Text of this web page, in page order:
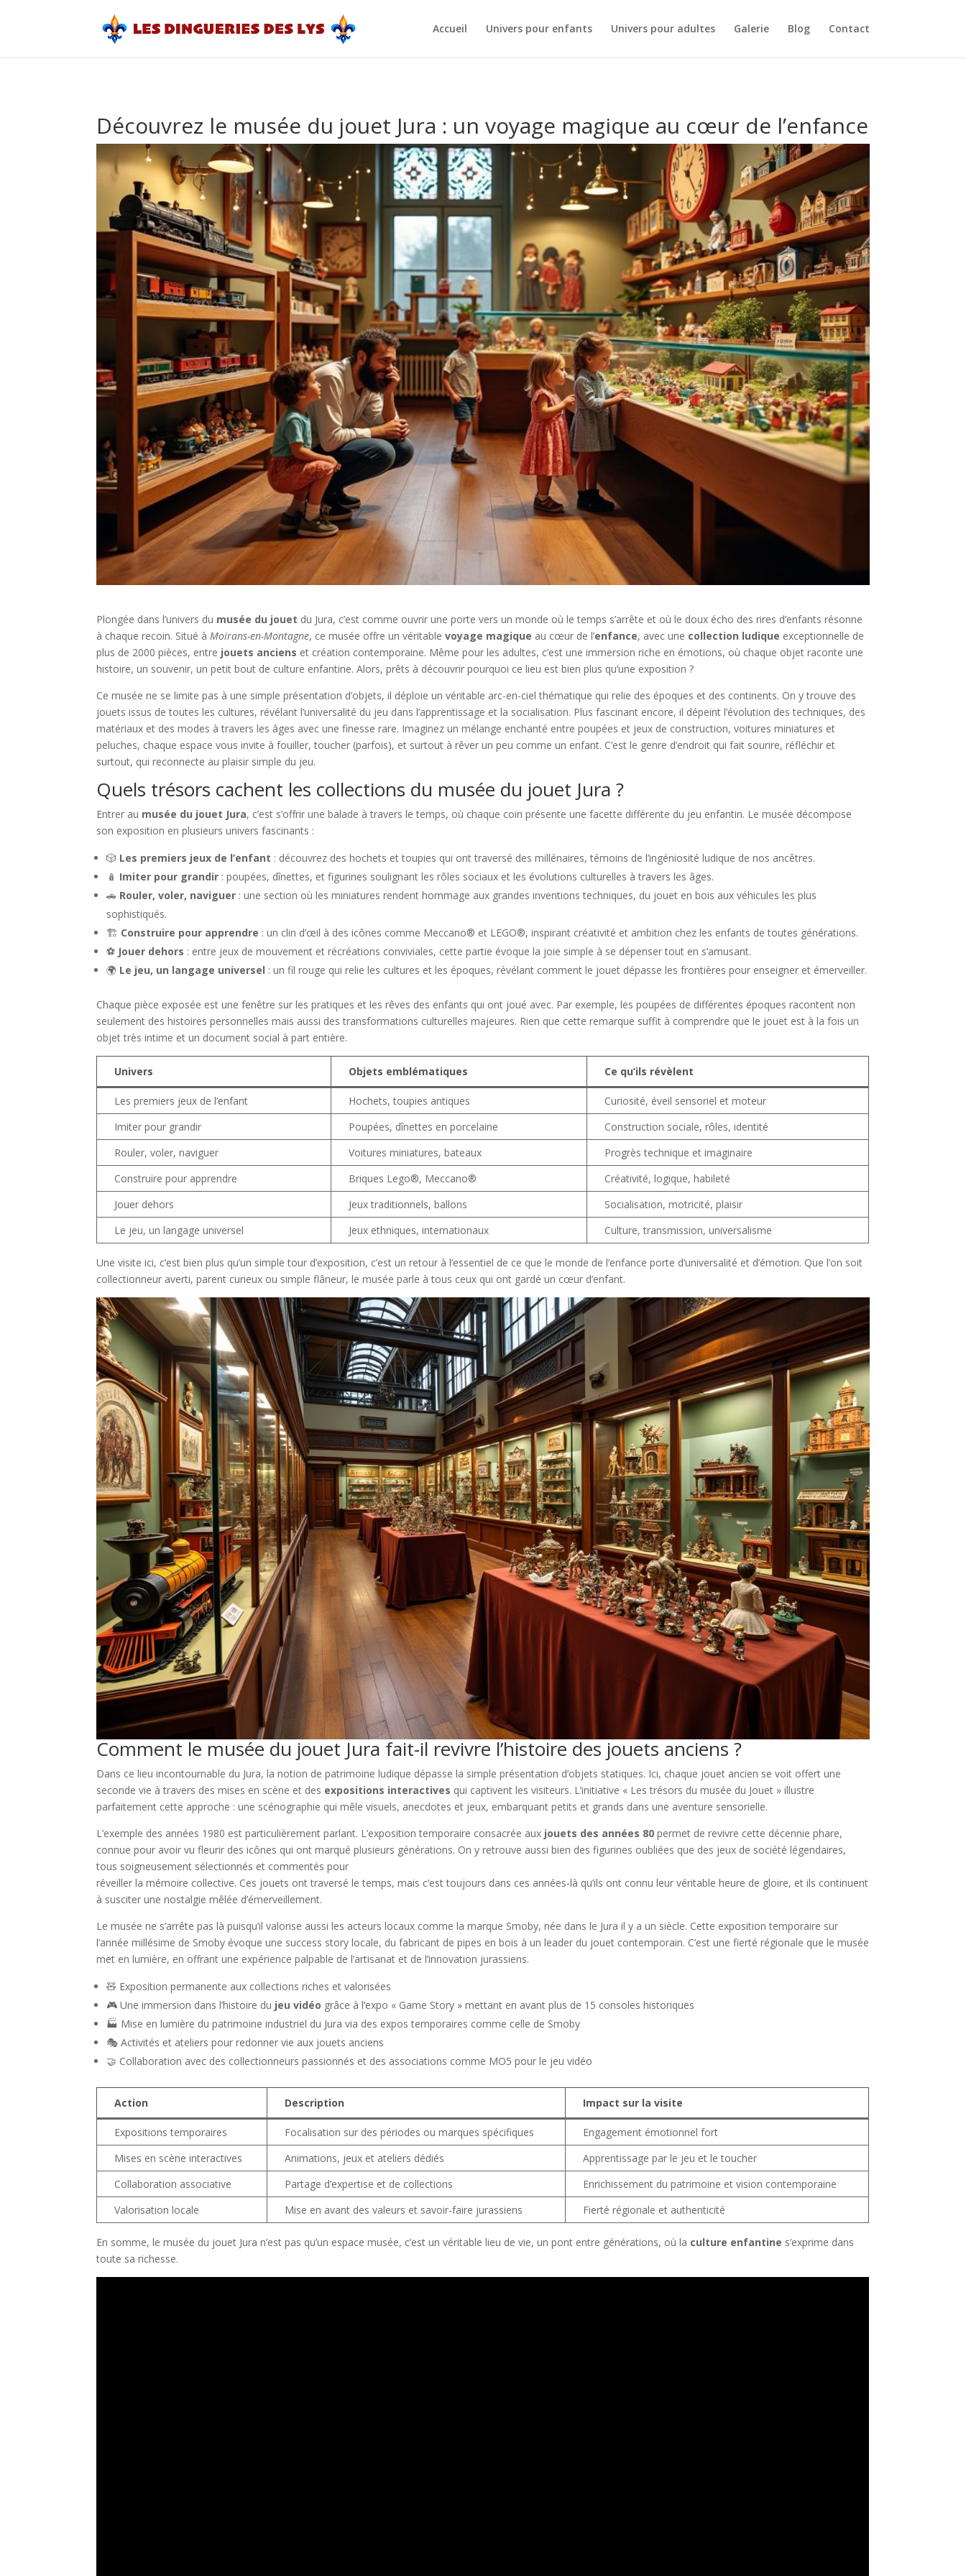
Accueil Univers pour enfants Univers pour adultes Galerie Blog Contact
Découvrez le musée du jouet Jura : un voyage magique au cœur de l’enfance
Plongée dans l’univers du musée du jouet du Jura, c’est comme ouvrir une porte vers un monde où le temps s’arrête et où le doux écho des rires d’enfants résonne
à chaque recoin. Situé àMoirans-en-Montagne, ce musée offre un véritablevoyage magique au cœur de l’enfance, avec une collection ludique exceptionnelle de
plus de 2000 pièces, entre jouets anciens et création contemporaine. Même pour les adultes, c’est une immersion riche en émotions, où chaque objet raconte une
histoire, un souvenir, un petit bout de culture enfantine. Alors, prêts à découvrir pourquoi ce lieu est bien plus qu’une exposition ?
Ce musée ne se limite pas à une simple présentation d’objets, il déploie un véritable arc-en-ciel thématique qui relie des époques et des continents. On y trouve des
jouets issus de toutes les cultures, révélant l’universalité du jeu dans l’apprentissage et la socialisation. Plus fascinant encore, il dépeint l’évolution des techniques, des
matériaux et des modes à travers les âges avec une finesse rare. Imaginez un mélange enchanté entre poupées et jeux de construction, voitures miniatures et
peluches, chaque espace vous invite à fouiller, toucher (parfois), et surtout à rêver un peu comme un enfant. C’est le genre d’endroit qui fait sourire, réfléchir et
surtout, qui reconnecte au plaisir simple du jeu.
Quels trésors cachent les collections du musée du jouet Jura ?
Entrer au musée du jouet Jura, c’est s’offrir une balade à travers le temps, où chaque coin présente une facette différente du jeu enfantin. Le musée décompose
son exposition en plusieurs univers fascinants :
🎲 Les premiers jeux de l’enfant : découvrez des hochets et toupies qui ont traversé des millénaires, témoins de l’ingéniosité ludique de nos ancêtres.
🪆 Imiter pour grandir : poupées, dînettes, et figurines soulignant les rôles sociaux et les évolutions culturelles à travers les âges.
🚗 Rouler, voler, naviguer : une section où les miniatures rendent hommage aux grandes inventions techniques, du jouet en bois aux véhicules les plus
sophistiqués.
🏗️ Construire pour apprendre : un clin d’œil à des icônes comme Meccano® et LEGO®, inspirant créativité et ambition chez les enfants de toutes générations.
⚽ Jouer dehors : entre jeux de mouvement et récréations conviviales, cette partie évoque la joie simple à se dépenser tout en s’amusant.
🌍 Le jeu, un langage universel : un fil rouge qui relie les cultures et les époques, révélant comment le jouet dépasse les frontières pour enseigner et émerveiller.
Chaque pièce exposée est une fenêtre sur les pratiques et les rêves des enfants qui ont joué avec. Par exemple, les poupées de différentes époques racontent non
seulement des histoires personnelles mais aussi des transformations culturelles majeures. Rien que cette remarque suffit à comprendre que le jouet est à la fois un
objet très intime et un document social à part entière.
Univers Objets emblématiques Ce qu’ils révèlent
Les premiers jeux de l’enfant Hochets, toupies antiques
Curiosité, éveil sensoriel et moteur
Imiter pour grandir
Poupées, dînettes en porcelaine
Construction sociale, rôles, identité
Rouler, voler, naviguer
Voitures miniatures, bateaux
Progrès technique et imaginaire
Construire pour apprendre
Briques Lego®, Meccano®
Créativité, logique, habileté
Jouer dehors
Jeux traditionnels, ballons
Socialisation, motricité, plaisir
Le jeu, un langage universel
Jeux ethniques, internationaux Culture, transmission, universalisme
Une visite ici, c’est bien plus qu’un simple tour d’exposition, c’est un retour à l’essentiel de ce que le monde de l’enfance porte d’universalité et d’émotion. Que l’on soit
collectionneur averti, parent curieux ou simple flâneur, le musée parle à tous ceux qui ont gardé un cœur d’enfant.
Comment le musée du jouet Jura fait-il revivre l’histoire des jouets anciens ?
Dans ce lieu incontournable du Jura, la notion de patrimoine ludique dépasse la simple présentation d’objets statiques. Ici, chaque jouet ancien se voit offert une
seconde vie à travers des mises en scène et des expositions interactives qui captivent les visiteurs. L’initiative « Les trésors du musée du Jouet » illustre
parfaitement cette approche : une scénographie qui mêle visuels, anecdotes et jeux, embarquant petits et grands dans une aventure sensorielle.
L’exemple des années 1980 est particulièrement parlant. L’exposition temporaire consacrée aux jouets des années 80 permet de revivre cette décennie phare,
connue pour avoir vu fleurir des icônes qui ont marqué plusieurs générations. On y retrouve aussi bien des figurines oubliées que des jeux de société légendaires,
tous soigneusement sélectionnés et commentés pour
réveiller la mémoire collective. Ces jouets ont traversé le temps, mais c’est toujours dans ces années-là qu’ils ont connu leur véritable heure de gloire, et ils continuent
à susciter une nostalgie mêlée d’émerveillement.
Le musée ne s’arrête pas là puisqu’il valorise aussi les acteurs locaux comme la marque Smoby, née dans le Jura il y a un siècle. Cette exposition temporaire sur
l’année millésime de Smoby évoque une success story locale, du fabricant de pipes en bois à un leader du jouet contemporain. C’est une fierté régionale que le musée
met en lumière, en offrant une expérience palpable de l’artisanat et de l’innovation jurassiens.
🧸 Exposition permanente aux collections riches et valorisées
🎮 Une immersion dans l’histoire du jeu vidéo grâce à l’expo « Game Story » mettant en avant plus de 15 consoles historiques
🏭 Mise en lumière du patrimoine industriel du Jura via des expos temporaires comme celle de Smoby
🎭 Activités et ateliers pour redonner vie aux jouets anciens
🤝 Collaboration avec des collectionneurs passionnés et des associations comme MO5 pour le jeu vidéo
Action Description Impact sur la visite
Expositions temporaires Focalisation sur des périodes ou marques spécifiques
Engagement émotionnel fort
Mises en scène interactives
Animations, jeux et ateliers dédiés
Apprentissage par le jeu et le toucher
Collaboration associative
Partage d’expertise et de collections
Enrichissement du patrimoine et vision contemporaine
Valorisation locale
Mise en avant des valeurs et savoir-faire jurassiens Fierté régionale et authenticité
En somme, le musée du jouet Jura n’est pas qu’un espace musée, c’est un véritable lieu de vie, un pont entre générations, où la culture enfantine s’exprime dans
toute sa richesse.